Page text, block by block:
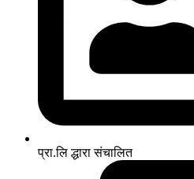
प्रा.लि द्धारा संचालित